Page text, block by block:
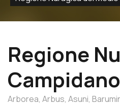
Regione
Campidano
Arborea, Arbus, Asuni,